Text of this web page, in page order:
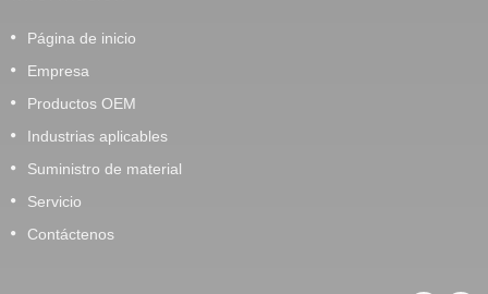
Página de inicio
Empresa
Productos OEM
Industrias aplicables
Suministro de material
Servicio
Contáctenos